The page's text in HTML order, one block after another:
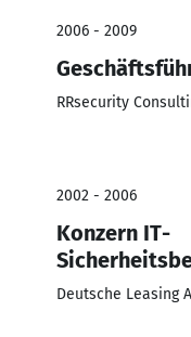
2006 - 2009
RRsecurity
2002 - 2006
Konzern IT-
Deutsche Leasing